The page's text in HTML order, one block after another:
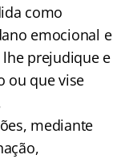
como
emocional e
prejudique e
ou que vise
mediante